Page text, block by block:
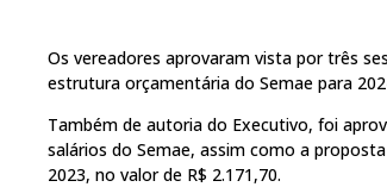
Os vereadores aprovaram vista por três
estrutura orçamentária do Semae para
Também de autoria do Executivo, foi
salários do Semae, assim como a
2023, no valor de R$ 2.171,70.